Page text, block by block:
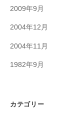
2009年9月
2004年12月
2004年11月
1982年9月
カテゴリー